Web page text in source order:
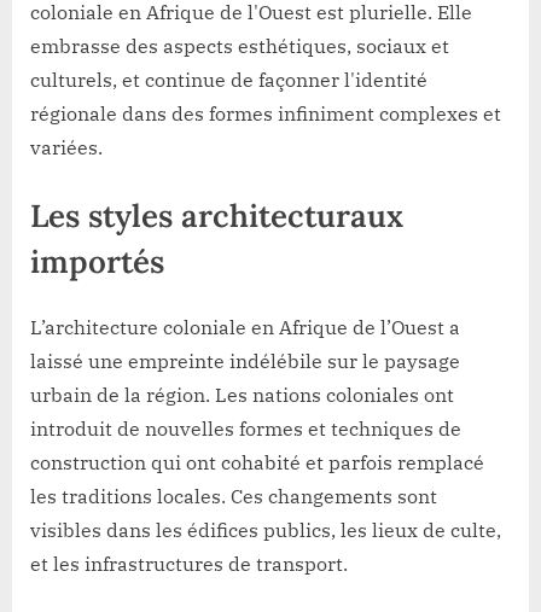
coloniale en Afrique de l'Ouest est plurielle. Elle
embrasse des aspects esthétiques, sociaux et
culturels, et continue de façonner l'identité
régionale dans des formes infiniment complexes et
variées.
Les styles architecturaux
importés
L’architecture coloniale en Afrique de l’Ouest a
laissé une empreinte indélébile sur le paysage
urbain de la région. Les nations coloniales ont
introduit de nouvelles formes et techniques de
construction qui ont cohabité et parfois remplacé
les traditions locales. Ces changements sont
visibles dans les édifices publics, les lieux de culte,
et les infrastructures de transport.